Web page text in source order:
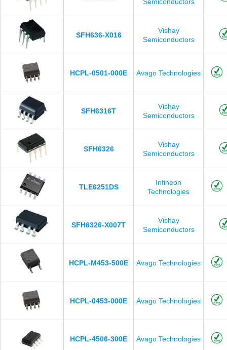
SFH636-X016
Vishay
Semiconductors
HCPL-0501-000E Avago Technologies
SFH6316T
Vishay
Semiconductors
SFH6326
Vishay
Semiconductors
TLE6251DS
Infineon
Technologies
SFH6326-X007T
Vishay
Semiconductors
HCPL-M453-500E Avago Technologies
HCPL-0453-000E Avago Technologies
HCPL-4506-300E Avago Technologies